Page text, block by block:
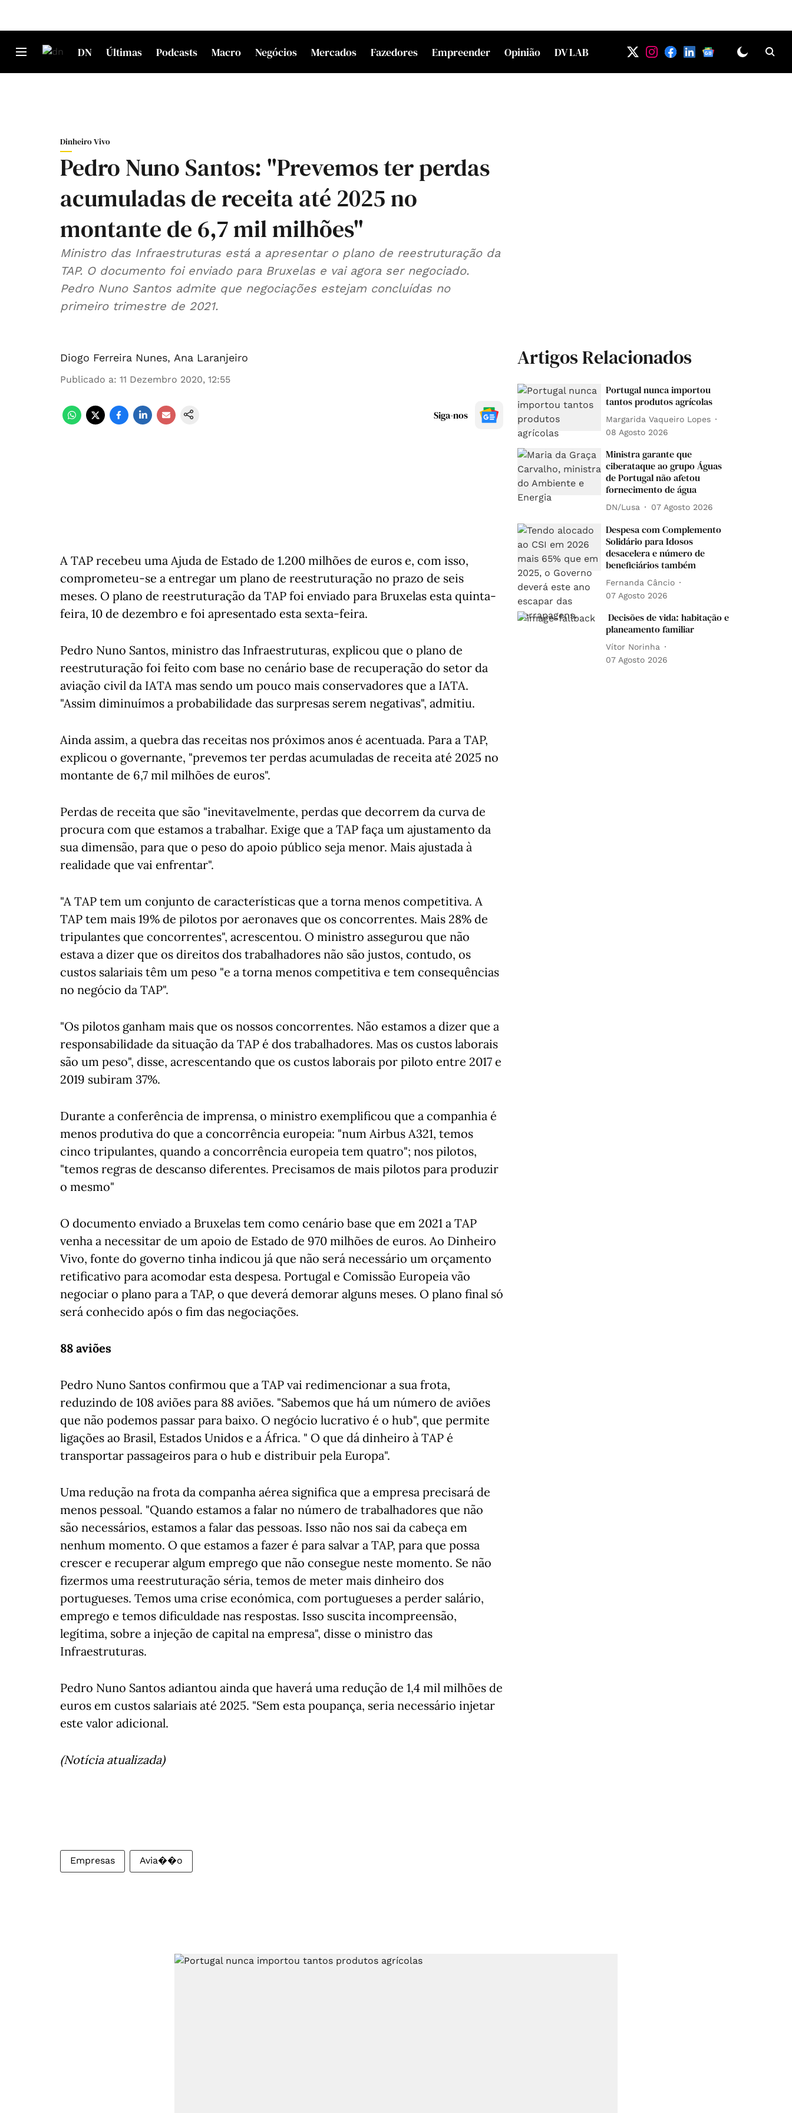
DN Últimas Podcasts Macro Negócios Mercados Fazedores Empreender Opinião DV LAB
Dinheiro Vivo
Pedro Nuno Santos: "Prevemos ter perdas
acumuladas de receita até 2025 no
montante de 6,7 mil milhões"
Ministro das Infraestruturas está a apresentar o plano de reestruturação da
TAP. O documento foi enviado para Bruxelas e vai agora ser negociado.
Pedro Nuno Santos admite que negociações estejam concluídas no
primeiro trimestre de 2021.
Diogo Ferreira Nunes, Ana Laranjeiro
Publicado a: 11 Dezembro 2020, 12:55
Siga-nos
A TAP recebeu uma Ajuda de Estado de 1.200 milhões de euros e, com isso,
comprometeu-se a entregar um plano de reestruturação no prazo de seis
meses. O plano de reestruturação da TAP foi enviado para Bruxelas esta quinta-
feira, 10 de dezembro e foi apresentado esta sexta-feira.
Pedro Nuno Santos, ministro das Infraestruturas, explicou que o plano de
reestruturação foi feito com base no cenário base de recuperação do setor da
aviação civil da IATA mas sendo um pouco mais conservadores que a IATA.
"Assim diminuímos a probabilidade das surpresas serem negativas", admitiu.
Ainda assim, a quebra das receitas nos próximos anos é acentuada. Para a TAP,
explicou o governante, "prevemos ter perdas acumuladas de receita até 2025 no
montante de 6,7 mil milhões de euros".
Perdas de receita que são "inevitavelmente, perdas que decorrem da curva de
procura com que estamos a trabalhar. Exige que a TAP faça um ajustamento da
sua dimensão, para que o peso do apoio público seja menor. Mais ajustada à
realidade que vai enfrentar".
"A TAP tem um conjunto de características que a torna menos competitiva. A
TAP tem mais 19% de pilotos por aeronaves que os concorrentes. Mais 28% de
tripulantes que concorrentes", acrescentou. O ministro assegurou que não
estava a dizer que os direitos dos trabalhadores não são justos, contudo, os
custos salariais têm um peso "e a torna menos competitiva e tem consequências
no negócio da TAP".
"Os pilotos ganham mais que os nossos concorrentes. Não estamos a dizer que a
responsabilidade da situação da TAP é dos trabalhadores. Mas os custos laborais
são um peso", disse, acrescentando que os custos laborais por piloto entre 2017 e
2019 subiram 37%.
Durante a conferência de imprensa, o ministro exemplificou que a companhia é
menos produtiva do que a concorrência europeia: "num Airbus A321, temos
cinco tripulantes, quando a concorrência europeia tem quatro"; nos pilotos,
"temos regras de descanso diferentes. Precisamos de mais pilotos para produzir
o mesmo"
O documento enviado a Bruxelas tem como cenário base que em 2021 a TAP
venha a necessitar de um apoio de Estado de 970 milhões de euros. Ao Dinheiro
Vivo, fonte do governo tinha indicou já que não será necessário um orçamento
retificativo para acomodar esta despesa. Portugal e Comissão Europeia vão
negociar o plano para a TAP, o que deverá demorar alguns meses. O plano final só
será conhecido após o fim das negociações.
88 aviões
Pedro Nuno Santos confirmou que a TAP vai redimencionar a sua frota,
reduzindo de 108 aviões para 88 aviões. "Sabemos que há um número de aviões
que não podemos passar para baixo. O negócio lucrativo é o hub", que permite
ligações ao Brasil, Estados Unidos e a África. " O que dá dinheiro à TAP é
transportar passageiros para o hub e distribuir pela Europa".
Uma redução na frota da companha aérea significa que a empresa precisará de
menos pessoal. "Quando estamos a falar no número de trabalhadores que não
são necessários, estamos a falar das pessoas. Isso não nos sai da cabeça em
nenhum momento. O que estamos a fazer é para salvar a TAP, para que possa
crescer e recuperar algum emprego que não consegue neste momento. Se não
fizermos uma reestruturação séria, temos de meter mais dinheiro dos
portugueses. Temos uma crise económica, com portugueses a perder salário,
emprego e temos dificuldade nas respostas. Isso suscita incompreensão,
legítima, sobre a injeção de capital na empresa", disse o ministro das
Infraestruturas.
Pedro Nuno Santos adiantou ainda que haverá uma redução de 1,4 mil milhões de
euros em custos salariais até 2025. "Sem esta poupança, seria necessário injetar
este valor adicional.
(Notícia atualizada)
Empresas Avia��o
Artigos Relacionados
Portugal nunca importou
tantos produtos agrícolas
Margarida Vaqueiro Lopes
08 Agosto 2026
Ministra garante que
ciberataque ao grupo Águas
de Portugal não afetou
fornecimento de água
DN/Lusa 07 Agosto 2026
Despesa com Complemento
Solidário para Idosos
desacelera e número de
beneficiários também
Fernanda Câncio
07 Agosto 2026
Decisões de vida: habitação e
planeamento familiar
Vítor Norinha
07 Agosto 2026